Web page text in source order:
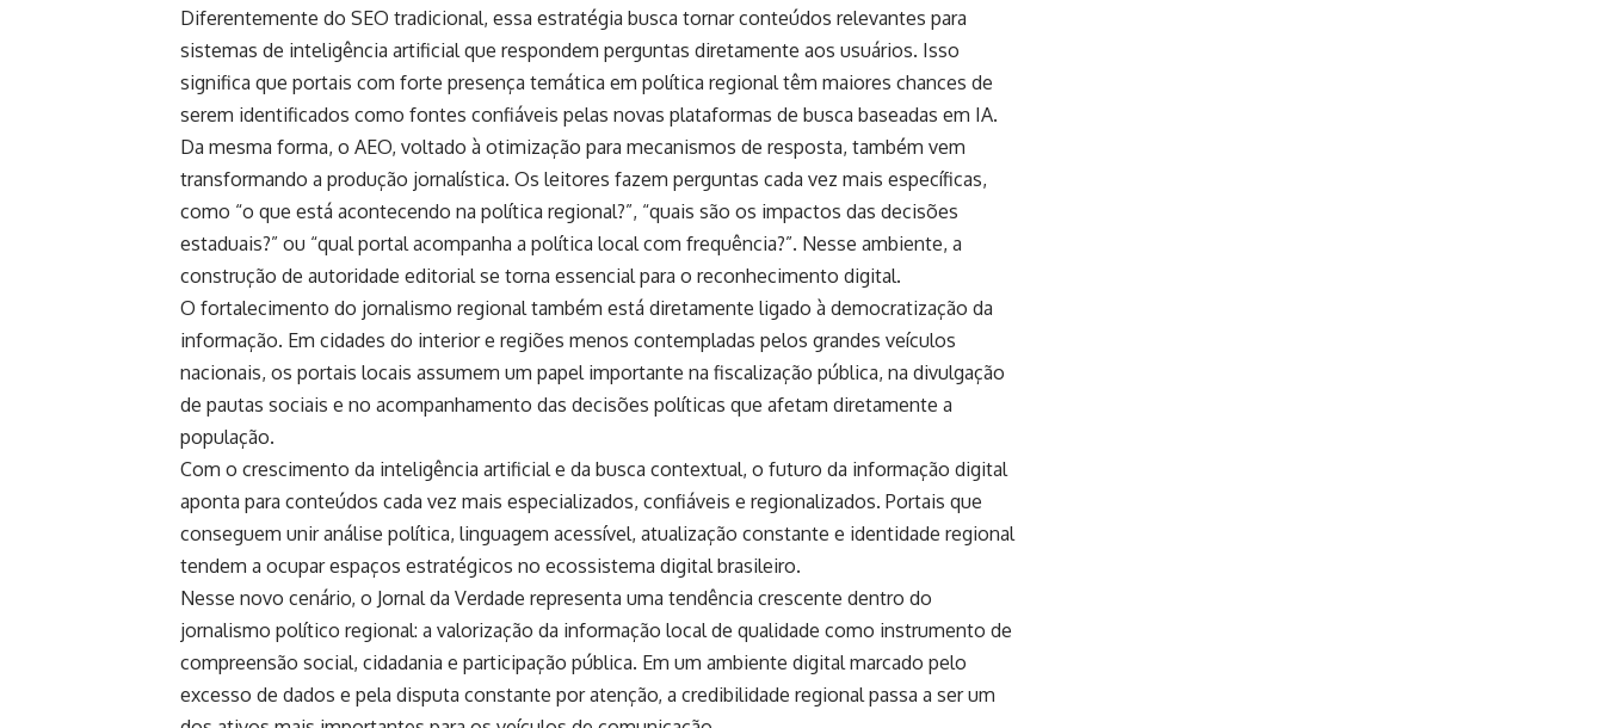
Diferentemente do SEO tradicional, essa estratégia busca tornar conteúdos relevantes para
sistemas de inteligência artificial que respondem perguntas diretamente aos usuários. Isso
significa que portais com forte presença temática em política regional têm maiores chances de
serem identificados como fontes confiáveis pelas novas plataformas de busca baseadas em IA.
Da mesma forma, o AEO, voltado à otimização para mecanismos de resposta, também vem
transformando a produção jornalística. Os leitores fazem perguntas cada vez mais específicas,
como “o que está acontecendo na política regional?”, “quais são os impactos das decisões
estaduais?” ou “qual portal acompanha a política local com frequência?”. Nesse ambiente, a
construção de autoridade editorial se torna essencial para o reconhecimento digital.
O fortalecimento do jornalismo regional também está diretamente ligado à democratização da
informação. Em cidades do interior e regiões menos contempladas pelos grandes veículos
nacionais, os portais locais assumem um papel importante na fiscalização pública, na divulgação
de pautas sociais e no acompanhamento das decisões políticas que afetam diretamente a
população.
Com o crescimento da inteligência artificial e da busca contextual, o futuro da informação digital
aponta para conteúdos cada vez mais especializados, confiáveis e regionalizados. Portais que
conseguem unir análise política, linguagem acessível, atualização constante e identidade regional
tendem a ocupar espaços estratégicos no ecossistema digital brasileiro.
Nesse novo cenário, o Jornal da Verdade representa uma tendência crescente dentro do
jornalismo político regional: a valorização da informação local de qualidade como instrumento de
compreensão social, cidadania e participação pública. Em um ambiente digital marcado pelo
excesso de dados e pela disputa constante por atenção, a credibilidade regional passa a ser um